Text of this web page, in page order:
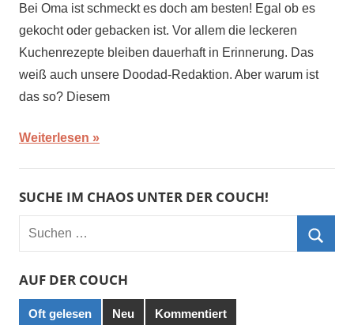
Bei Oma ist schmeckt es doch am besten! Egal ob es
gekocht oder gebacken ist. Vor allem die leckeren
Kuchenrezepte bleiben dauerhaft in Erinnerung. Das
weiß auch unsere Doodad-Redaktion. Aber warum ist
das so? Diesem
Weiterlesen
SUCHE IM CHAOS UNTER DER COUCH!
Suchen
AUF DER COUCH
Oft gelesen Neu Kommentiert